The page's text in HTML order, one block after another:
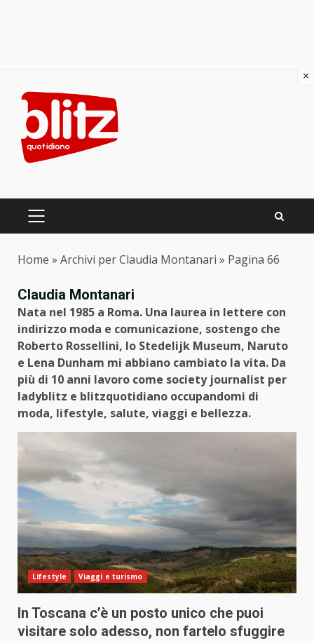
content
PRIMARY
Home » Archivi per Claudia Montanari » Pagina 66
Claudia Montanari
Nata nel 1985 a Roma. Una laurea in lettere con
indirizzo moda e comunicazione, sostengo che
Roberto Rossellini, lo Stedelijk Museum, Naruto
e Lena Dunham mi abbiano cambiato la vita. Da
più di 10 anni lavoro come society journalist per
ladyblitz e blitzquotidiano occupandomi di
moda, lifestyle, salute, viaggi e bellezza.
Lifestyle Viaggi e turismo
In Toscana c’è un posto unico che puoi
visitare solo adesso, non fartelo sfuggire
×